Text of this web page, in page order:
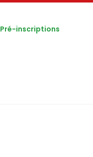
Pré-inscriptions